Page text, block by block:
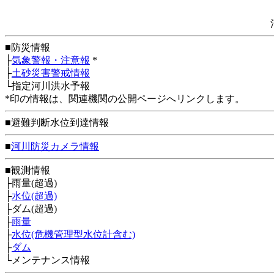
■防災情報
├気象警報・注意報 *
├土砂災害警戒情報
└指定河川洪水予報
*印の情報は、関連機関の公開ページへリンクします。
■避難判断水位到達情報
■河川防災カメラ情報
■観測情報
├雨量(超過)
├水位(超過)
├ダム(超過)
├雨量
├水位(危機管理型水位計含む)
├ダム
└メンテナンス情報